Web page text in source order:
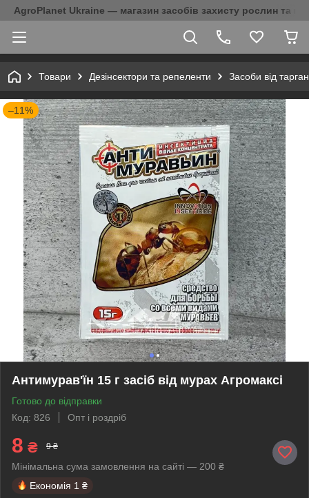
AgroPlanet Ukraine — магазин засобів захисту рослин та
Товари Дезінсектори та репеленти Засоби від
–11%
Антимурав'їн 15 г засіб від мурах Агромаксі
Готово до відправки
Код: 826
Опт і роздріб
8 ₴ 9 ₴
Мінімальна сума замовлення на сайті — 200 ₴
Економія 1 ₴